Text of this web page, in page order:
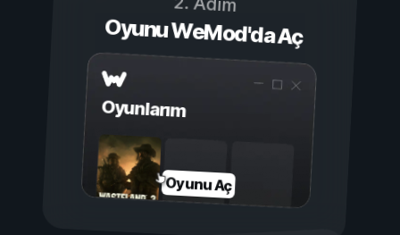
Oyunu WeMod'da Aç
Oyunlarım
Oyunu Aç